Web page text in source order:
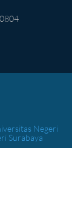
Negeri
Surabaya